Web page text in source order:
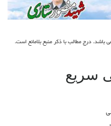
درج مطالب با ذکر منبع بلامانع است.
سریع